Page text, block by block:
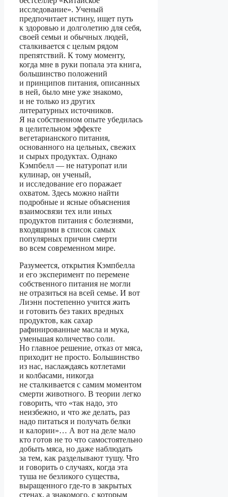
исследование». Ученый
предпочитает истину, ищет путь
к здоровью и долголетию для себя,
своей семьи и обычных людей,
сталкивается с целым рядом
препятствий. К тому моменту,
когда мне в руки попала эта книга,
большинство положений
и принципов питания, описанных
в ней, было мне уже знакомо,
и не только из других
литературных источников.
Я на собственном опыте убедилась
в целительном эффекте
вегетарианского питания,
основанного на цельных, свежих
и сырых продуктах. Однако
Кэмпбелл — не натуропат или
кулинар, он ученый,
и исследование его поражает
охватом. Здесь можно найти
подробные и ясные объяснения
взаимосвязи тех или иных
продуктов питания с болезнями,
входящими в список самых
популярных причин смерти
во всем современном мире.
Разумеется, открытия Кэмпбелла
и его эксперимент по перемене
собственного питания не могли
не отразиться на всей семье. И вот
Лиэнн постепенно учится жить
и готовить без таких вредных
продуктов, как сахар
рафинированные масла и мука,
уменьшая количество соли.
Но главное решение, отказ от мяса,
приходит не просто. Большинство
из нас, наслаждаясь котлетами
и колбасами, никогда
не сталкивается с самим моментом
смерти животного. В теории легко
говорить, что «так надо, это
неизбежно, и что же делать, раз
надо питаться и получать белки
и калории»… А вот на деле мало
кто готов не то что самостоятельно
добыть мяса, но даже наблюдать
за тем, как разделывают тушу. Что
и говорить о случаях, когда эта
туша не безликого существа,
выращенного где-то в закрытых
стенах, а знакомого, с которым